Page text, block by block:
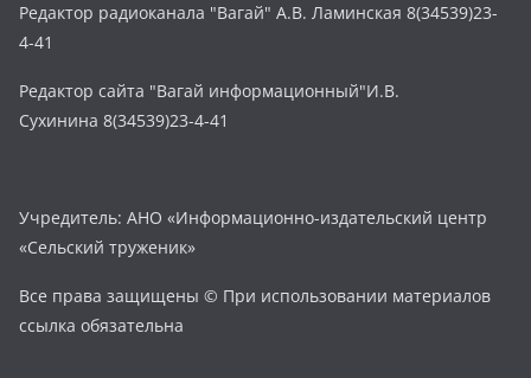
Редактор радиоканала "Вагай" А.В. Ламинская 8(34539)23-
4-41
Редактор сайта "Вагай информационный"И.В.
Сухинина 8(34539)23-4-41
Учредитель: АНО «Информационно-издательский центр
«Сельский труженик»
Все права защищены © При использовании материалов
ссылка обязательна